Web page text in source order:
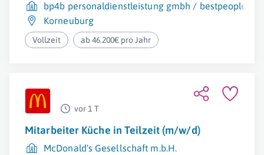
bp4b personaldienstleistung gmbh / bestpeople
Korneuburg
Vollzeit ab 46.200€ pro Jahr
vor 1 T
Mitarbeiter Küche in Teilzeit (m/w/d)
McDonald's Gesellschaft m.b.H.